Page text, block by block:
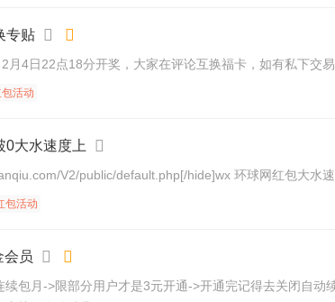
专贴
月4日22点18分开奖，大家在评论互换福卡，如有私下交
活动
0大水速度上
V2/public/default.php[/hide]wx 环球网红包大水
包活动
会员
通->开通完记得去关闭自动续费 2.没有显示3元开通的无视！或者换号试试！如果打开显示的是8元，登录了可能就